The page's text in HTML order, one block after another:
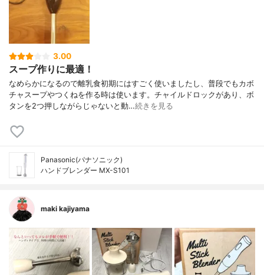
3.00
スープ作りに最適！
なめらかになるので離乳食初期にはすごく使いましたし、普段でもカボ
チャスープやつくねを作る時は使います。チャイルドロックがあり、ボ
タンを2つ押しながらじゃないと動…続きを見る
Panasonic(パナソニック)
ハンドブレンダー MX-S101
maki kajiyama